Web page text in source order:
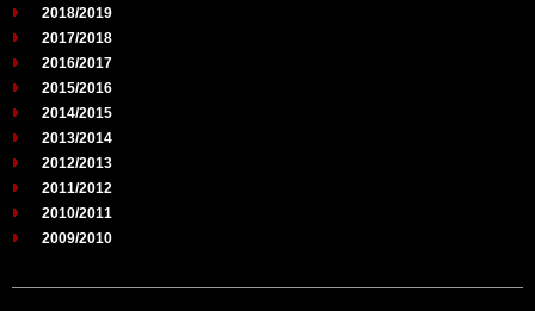
2018/2019
2017/2018
2016/2017
2015/2016
2014/2015
2013/2014
2012/2013
2011/2012
2010/2011
2009/2010